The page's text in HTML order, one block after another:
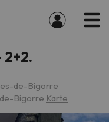
de-Bigorre
Bigorre Karte